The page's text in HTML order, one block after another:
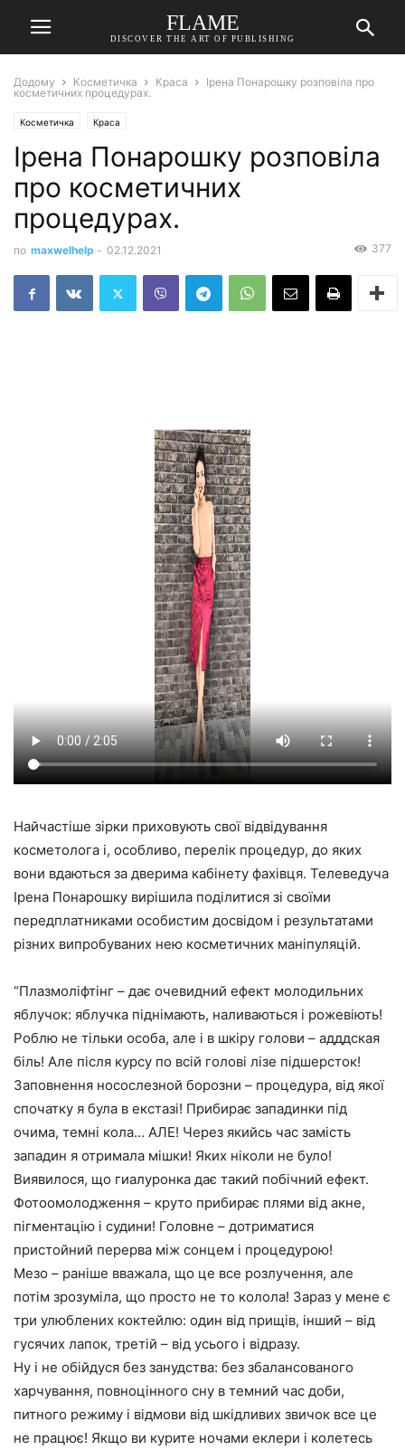
FLAME
DISCOVER THE ART OF PUBLISHING
Додому Косметичка Краса
Ірена Понарошку розповіла про
косметичних процедурах.
Косметичка Краса
Ірена Понарошку розповіла
про косметичних
процедурах.
по maxwelhelp - 02.12.2021 377
Найчастіше зірки приховують свої відвідування
косметолога і, особливо, перелік процедур, до яких
вони вдаються за дверима кабінету фахівця. Телеведуча
Ірена Понарошку вирішила поділитися зі своїми
передплатниками особистим досвідом і результатами
різних випробуваних нею косметичних маніпуляцій.
“Плазмоліфтінг – дає очевидний ефект молодильних
яблучок: яблучка піднімають, наливаються і рожевіють!
Роблю не тільки особа, але і в шкіру голови – адддская
біль! Але після курсу по всій голові лізе підшерсток!
Заповнення носослезной борозни – процедура, від якої
спочатку я була в екстазі! Прибирає западинки під
очима, темні кола… АЛЕ! Через якийсь час замість
западин я отримала мішки! Яких ніколи не було!
Виявилося, що гиалуронка дає такий побічний ефект.
Фотоомолодження – круто прибирає плями від акне,
пігментацію і судини! Головне – дотриматися
пристойний перерва між сонцем і процедурою!
Мезо – раніше вважала, що це все розлучення, але
потім зрозуміла, що просто не то колола! Зараз у мене є
три улюблених коктейлю: один від прищів, інший – від
гусячих лапок, третій – від усього і відразу.
Ну і не обійдуся без занудства: без збалансованого
харчування, повноцінного сну в темний час доби,
питного режиму і відмови від шкідливих звичок все це
не працює! Якщо ви курите ночами еклери і колетесь